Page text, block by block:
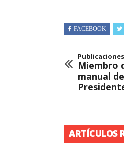
FACEBOOK
Miembro
manual
ARTÍCULOS